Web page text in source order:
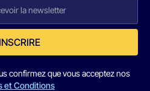
confirmez que vous acceptez nos
et Conditions